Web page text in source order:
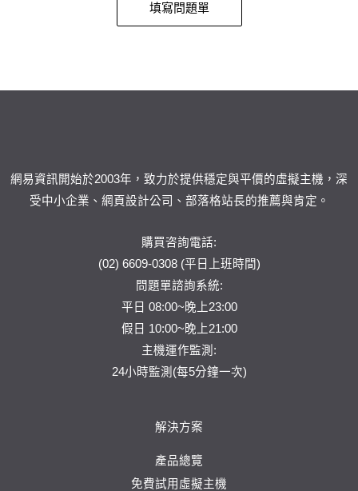
填寫問題單
網易資訊開始於2003年，致力於提供穩定與平價的虛擬主機，深
受中小企業、網頁設計公司、部落格站長的推薦與肯定。
購買咨詢電話:
(02) 6609-0308 (平日上班時間)
問題單諮詢系統:
平日 08:00~晚上23:00
假日 10:00~晚上21:00
主機運作監測:
24小時監測(每5分鐘一次)
解決方案
產品總覽
免費試用虛擬主機